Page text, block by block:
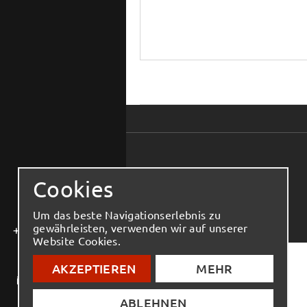
Cookies
Um das beste Navigationserlebnis zu
gewährleisten, verwenden wir auf unserer
Website Cookies.
AKZEPTIEREN MEHR
ABLEHNEN
+30 2810 543 444
info@elmenko.gr